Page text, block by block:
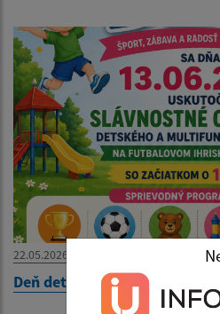
22.05.2026
Deň detí 2026